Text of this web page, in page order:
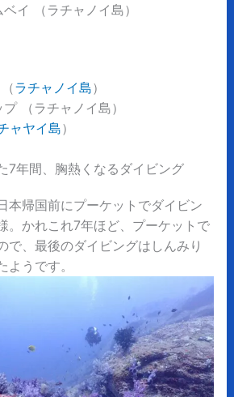
イ （ラチャノイ島）
ラチャノイ島）
（ラチャノイ島）
ャヤイ島）
7年間、胸熱くなるダイビング
本帰国前にプーケットでダイビン
。かれこれ7年ほど、プーケットで
で、最後のダイビングはしんみり
ようです。